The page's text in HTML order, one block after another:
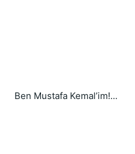
Ben Mustafa Kemal’im!...